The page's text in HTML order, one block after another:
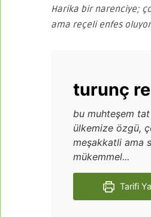
Harika bir narenciye;
ama reçeli enfes
turunç
bu muhteşem
ülkemize özgü,
meşakkatli ama
mükemmel...
Tarifi